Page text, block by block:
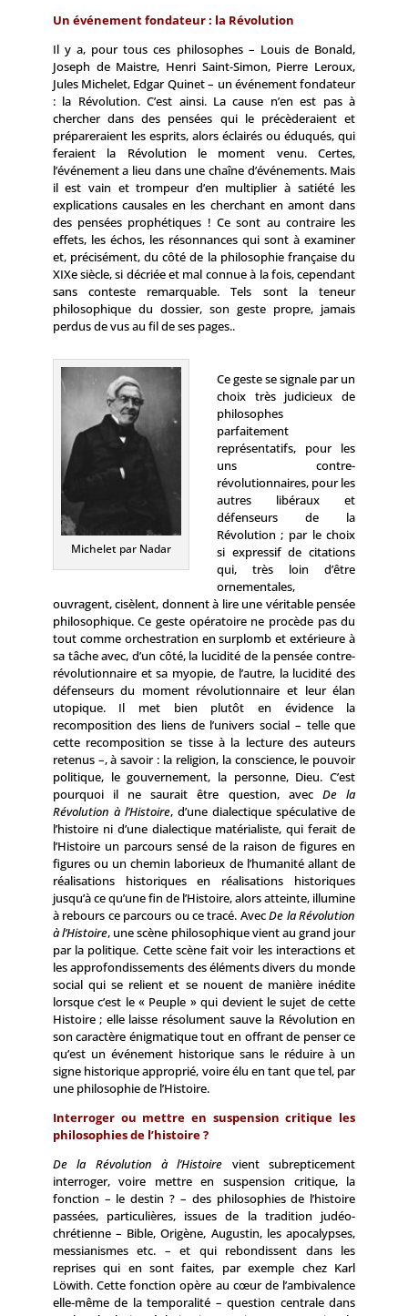
Un événement fondateur : la Révolution
Il y a, pour tous ces philosophes – Louis de Bonald,
Joseph de Maistre, Henri Saint-Simon, Pierre Leroux,
Jules Michelet, Edgar Quinet – un événement fondateur
: la Révolution. C’est ainsi. La cause n’en est pas à
chercher dans des pensées qui le précèderaient et
prépareraient les esprits, alors éclairés ou éduqués, qui
feraient la Révolution le moment venu. Certes,
l’événement a lieu dans une chaîne d’événements. Mais
il est vain et trompeur d’en multiplier à satiété les
explications causales en les cherchant en amont dans
des pensées prophétiques ! Ce sont au contraire les
effets, les échos, les résonnances qui sont à examiner
et, précisément, du côté de la philosophie française du
XIXe siècle, si décriée et mal connue à la fois, cependant
sans conteste remarquable. Tels sont la teneur
philosophique du dossier, son geste propre, jamais
perdus de vus au fil de ses pages..
Michelet par Nadar
Ce geste se signale par un
choix très judicieux de
philosophes
parfaitement
représentatifs, pour les
uns contre-
révolutionnaires, pour les
autres libéraux et
défenseurs de la
Révolution ; par le choix
si expressif de citations
qui, très loin d’être
ornementales,
ouvragent, cisèlent, donnent à lire une véritable pensée
philosophique. Ce geste opératoire ne procède pas du
tout comme orchestration en surplomb et extérieure à
sa tâche avec, d’un côté, la lucidité de la pensée contre-
révolutionnaire et sa myopie, de l’autre, la lucidité des
défenseurs du moment révolutionnaire et leur élan
utopique. Il met bien plutôt en évidence la
recomposition des liens de l’univers social – telle que
cette recomposition se tisse à la lecture des auteurs
retenus –, à savoir : la religion, la conscience, le pouvoir
politique, le gouvernement, la personne, Dieu. C’est
pourquoi il ne saurait être question, avecDe la
Révolution à l’Histoire, d’une dialectique spéculative de
l’histoire ni d’une dialectique matérialiste, qui ferait de
l’Histoire un parcours sensé de la raison de figures en
figures ou un chemin laborieux de l’humanité allant de
réalisations historiques en réalisations historiques
jusqu’à ce qu’une fin de l’Histoire, alors atteinte, illumine
à rebours ce parcours ou ce tracé. AvecDe la Révolution
à l’Histoire, une scène philosophique vient au grand jour
par la politique. Cette scène fait voir les interactions et
les approfondissements des éléments divers du monde
social qui se relient et se nouent de manière inédite
lorsque c’est le « Peuple » qui devient le sujet de cette
Histoire ; elle laisse résolument sauve la Révolution en
son caractère énigmatique tout en offrant de penser ce
qu’est un événement historique sans le réduire à un
signe historique approprié, voire élu en tant que tel, par
une philosophie de l’Histoire.
Interroger ou mettre en suspension critique les
philosophies de l’histoire ?
De la Révolution à l’Histoire vient subrepticement
interroger, voire mettre en suspension critique, la
fonction – le destin ? – des philosophies de l’histoire
passées, particulières, issues de la tradition judéo-
chrétienne – Bible, Origène, Augustin, les apocalypses,
messianismes etc. – et qui rebondissent dans les
reprises qui en sont faites, par exemple chez Karl
Löwith. Cette fonction opère au cœur de l’ambivalence
elle-même de la temporalité – question centrale dans